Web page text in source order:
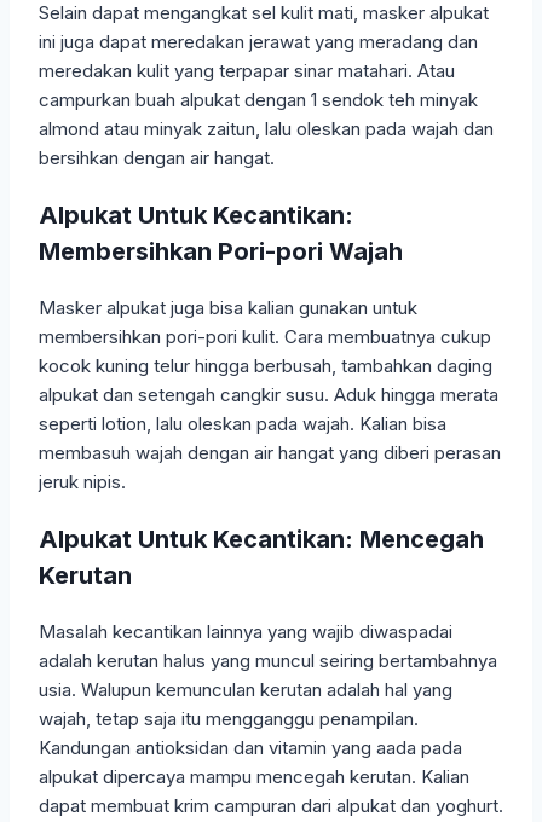
Selain dapat mengangkat sel kulit mati, masker alpukat
ini juga dapat meredakan jerawat yang meradang dan
meredakan kulit yang terpapar sinar matahari. Atau
campurkan buah alpukat dengan 1 sendok teh minyak
almond atau minyak zaitun, lalu oleskan pada wajah dan
bersihkan dengan air hangat.
Alpukat Untuk Kecantikan:
Membersihkan Pori-pori Wajah
Masker alpukat juga bisa kalian gunakan untuk
membersihkan pori-pori kulit. Cara membuatnya cukup
kocok kuning telur hingga berbusah, tambahkan daging
alpukat dan setengah cangkir susu. Aduk hingga merata
seperti lotion, lalu oleskan pada wajah. Kalian bisa
membasuh wajah dengan air hangat yang diberi perasan
jeruk nipis.
Alpukat Untuk Kecantikan: Mencegah
Kerutan
Masalah kecantikan lainnya yang wajib diwaspadai
adalah kerutan halus yang muncul seiring bertambahnya
usia. Walupun kemunculan kerutan adalah hal yang
wajah, tetap saja itu mengganggu penampilan.
Kandungan antioksidan dan vitamin yang aada pada
alpukat dipercaya mampu mencegah kerutan. Kalian
dapat membuat krim campuran dari alpukat dan yoghurt.